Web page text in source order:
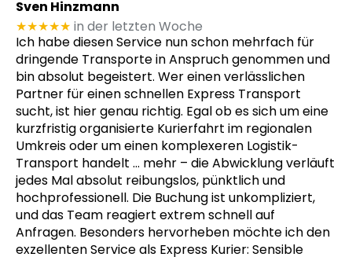
Sven Hinzmann
★★★★★ in der letzten Woche
Ich habe diesen Service nun schon mehrfach für
dringende Transporte in Anspruch genommen und
bin absolut begeistert. Wer einen verlässlichen
Partner für einen schnellen Express Transport
sucht, ist hier genau richtig. Egal ob es sich um eine
kurzfristig organisierte Kurierfahrt im regionalen
Umkreis oder um einen komplexeren Logistik-
Transport handelt … mehr – die Abwicklung verläuft
jedes Mal absolut reibungslos, pünktlich und
hochprofessionell. Die Buchung ist unkompliziert,
und das Team reagiert extrem schnell auf
Anfragen. Besonders hervorheben möchte ich den
exzellenten Service als Express Kurier: Sensible